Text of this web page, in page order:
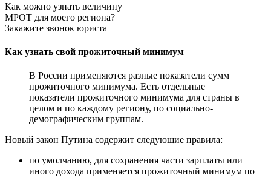
Как можно узнать величину
МРОТ для моего региона?
Закажите звонок юриста
Как узнать свой прожиточный минимум
В России применяются разные показатели сумм
прожиточного минимума. Есть отдельные
показатели прожиточного минимума для страны в
целом и по каждому региону, по социально-
демографическим группам.
Новый закон Путина содержит следующие правила:
по умолчанию, для сохранения части зарплаты или
иного дохода применяется прожиточный минимум по